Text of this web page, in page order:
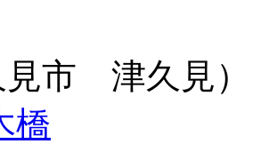
見市 津久見）
橋